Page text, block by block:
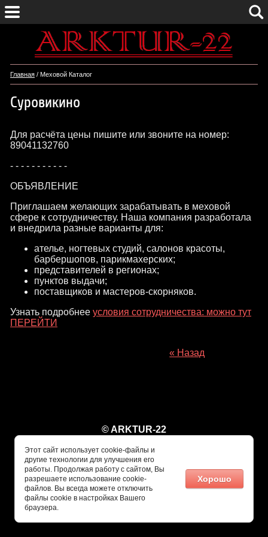
Главная / Меховой Каталог
Суровикино
Для расчёта цены пишите или звоните на номер:
89041132760
- - - - - - - - - - -
ОБЪЯВЛЕНИЕ
Приглашаем желающих зарабатывать в меховой
сфере к сотрудничеству. Наша компания разработала
и внедрила разные варианты для:
ателье, ногтевых студий, салонов красоты,
барбершопов, парикмахерских;
представителей в регионах;
пунктов выдачи;
поставщиков и мастеров-скорняков.
Узнать подробнее условия сотрудничества: можно тут
ПЕРЕЙТИ
« Назад
© ARKTUR-22
Этот сайт использует cookie-файлы и
другие технологии для улучшения его
работы. Продолжая работу с сайтом, Вы
разрешаете использование cookie-
файлов. Вы всегда можете отключить
файлы cookie в настройках Вашего
браузера.
Хорошо